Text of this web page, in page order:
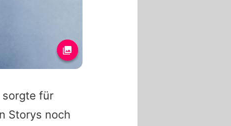
sorgte für
Storys noch